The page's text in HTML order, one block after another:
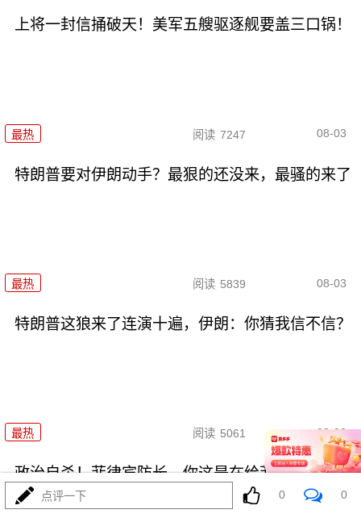
上将一封信捅破天！美军五艘驱逐舰要盖三口锅！
最热 阅读 7247 08-03
特朗普要对伊朗动手？最狠的还没来，最骚的来了
最热 阅读 5839 08-03
特朗普这狼来了连演十遍，伊朗：你猜我信不信？
最热 阅读 5061 08-03
政治自杀！菲律宾防长，你这是在给菲律宾掘墓！
点评一下 0 0